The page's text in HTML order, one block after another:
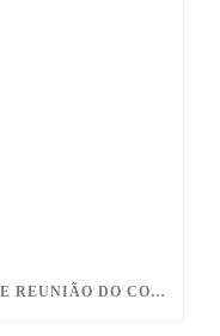
EGD ENGENHARIA PARTICIPA DE REUNIÃO DO COMITÊ DE INTERFERÊNCIAS ELÉTRICAS DA ABNT CEE 212